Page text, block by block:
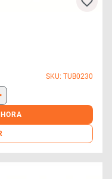
SKU: TUB0230